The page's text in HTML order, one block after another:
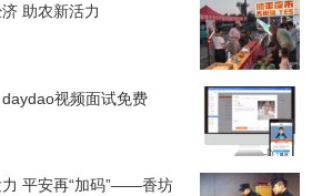
助农新活力
视频面试免费
力 平安再“加码”——香坊